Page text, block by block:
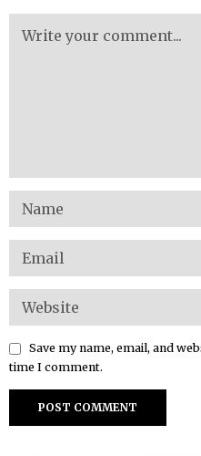
Save my name, email, and
time I comment.